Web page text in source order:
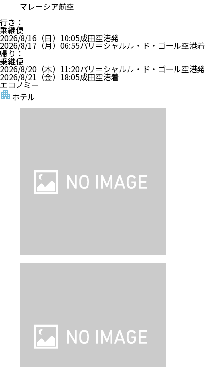
マレーシア航空
行き ：
乗継便
2026/8/16（日） 10:05成田空港発
2026/8/17（月） 06:55パリ＝シャルル・ド・ゴール空港着
帰り ：
乗継便
2026/8/20（木） 11:20パリ＝シャルル・ド・ゴール空港発
2026/8/21（金） 18:05成田空港着
エコノミー
ホテル